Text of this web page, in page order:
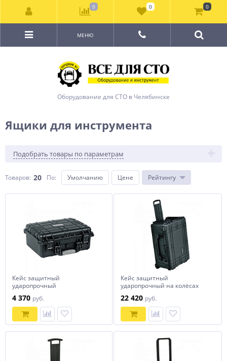
Оборудование для СТО в Челябинске
МЕНЮ
Ящики для инструмента
Подобрать товары по параметрам
Товаров: 20 По: Умолчанию Цене Рейтингу
Кейс защитный
ударопрочный
4 370 руб.
Кейс защитный
ударопрочный на колёсах
22 420 руб.
0 0 0